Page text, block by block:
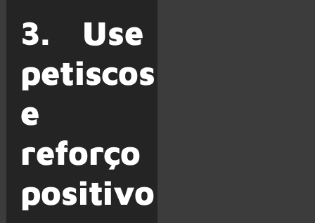
3. Use
petiscos
e
reforço
positivo